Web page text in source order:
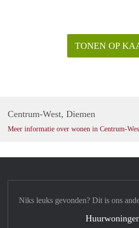
TONEN OP
Centrum-West, Diemen
Meer informatie over wonen in Centrum-
Niks leuks gevonden? Dit is ons